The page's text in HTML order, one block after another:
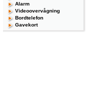
Alarm
Videoovervågning
Bordtelefon
Gavekort